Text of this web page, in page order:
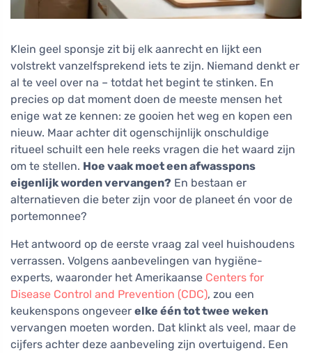
Klein geel sponsje zit bij elk aanrecht en lijkt een
volstrekt vanzelfsprekend iets te zijn. Niemand denkt er
al te veel over na – totdat het begint te stinken. En
precies op dat moment doen de meeste mensen het
enige wat ze kennen: ze gooien het weg en kopen een
nieuw. Maar achter dit ogenschijnlijk onschuldige
ritueel schuilt een hele reeks vragen die het waard zijn
om te stellen. Hoe vaak moet een afwasspons
eigenlijk worden vervangen? En bestaan er
alternatieven die beter zijn voor de planeet én voor de
portemonnee?
Het antwoord op de eerste vraag zal veel huishoudens
verrassen. Volgens aanbevelingen van hygiëne-
experts, waaronder het Amerikaanse Centers for
Disease Control and Prevention (CDC), zou een
keukenspons ongeveer elke één tot twee weken
vervangen moeten worden. Dat klinkt als veel, maar de
cijfers achter deze aanbeveling zijn overtuigend. Een